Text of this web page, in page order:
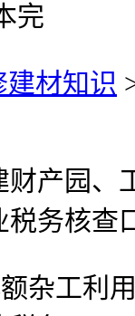
完
建材知识
园、
务核查
工利